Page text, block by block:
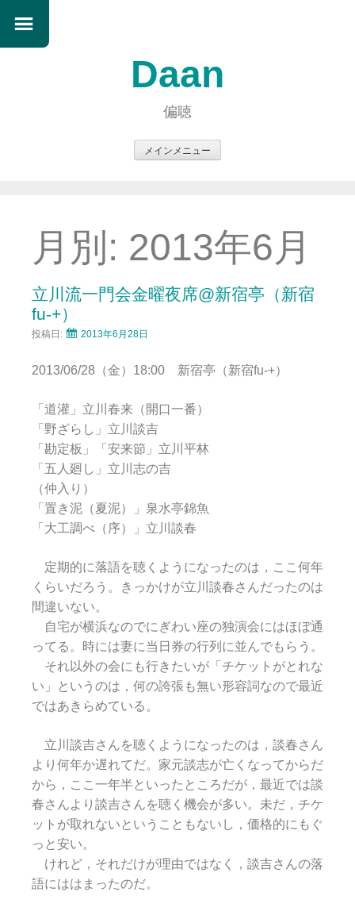
Daan
偏聴
メインメニュー
ン
ツ
へ
ス
ッ
月別: 2013年6月
立川流一門会金曜夜席@新宿亭（新宿
fu-+）
投稿日: 2013年6月28日
2013/06/28（金）18:00 新宿亭（新宿fu-+）
「道灌」立川春来（開口一番）
「野ざらし」立川談吉
「勘定板」「安来節」立川平林
「五人廻し」立川志の吉
（仲入り）
「置き泥（夏泥）」泉水亭錦魚
「大工調べ（序）」立川談春
定期的に落語を聴くようになったのは，ここ何年
くらいだろう。きっかけが立川談春さんだったのは
間違いない。
自宅が横浜なのでにぎわい座の独演会にはほぼ通
ってる。時には妻に当日券の行列に並んでもらう。
それ以外の会にも行きたいが「チケットがとれな
い」というのは，何の誇張も無い形容詞なので最近
ではあきらめている。
立川談吉さんを聴くようになったのは，談春さん
より何年か遅れてだ。家元談志が亡くなってからだ
から，ここ一年半といったところだが，最近では談
春さんより談吉さんを聴く機会が多い。未だ，チケ
ットが取れないということもないし，価格的にもぐ
っと安い。
けれど，それだけが理由ではなく，談吉さんの落
語にははまったのだ。